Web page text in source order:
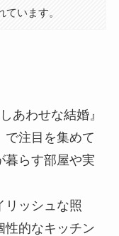
います。
あわせな結婚』
で注目を集めて
暮らす部屋や実
リッシュな照
性的なキッチン